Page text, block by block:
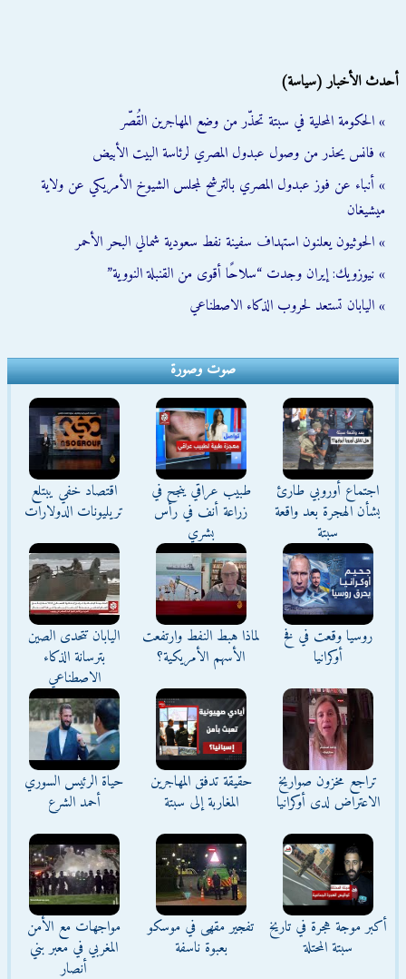
أحدث الأخبار (سياسة)
» الحكومة المحلية في سبتة تحذّر من وضع المهاجرين القُصّر
» فانس يحذر من وصول عبدول المصري لرئاسة البيت الأبيض
» أنباء عن فوز عبدول المصري بالترشح لمجلس الشيوخ الأمريكي عن ولاية
ميشيغان
» الحوثيون يعلنون استهداف سفينة نفط سعودية شمالي البحر الأحمر
» نيوزويك: إيران وجدت “سلاحًا أقوى من القنبلة النووية”
» اليابان تستعد لحروب الذكاء الاصطناعي
صوت وصورة
اجتماع أوروبي طارئ
بشأن الهجرة بعد واقعة
سبتة
طبيب عراقي ينجح في
زراعة أنف في رأس
بشري
اقتصاد خفي يبتلع
تريليونات الدولارات
روسيا وقعت في فخ
أوكرانيا
لماذا هبط النفط وارتفعت
الأسهم الأمريكية؟
اليابان تتحدى الصين
بترسانة الذكاء
الاصطناعي
تراجع مخزون صواريخ
الاعتراض لدى أوكرانيا
حقيقة تدفق المهاجرين
المغاربة إلى سبتة
حياة الرئيس السوري
أحمد الشرع
أكبر موجة هجرة في تاريخ
سبتة المحتلة
تفجير مقهى في موسكو
بعبوة ناسفة
مواجهات مع الأمن
المغربي في معبر بني
أنصار